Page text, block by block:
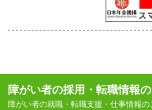
障がい者の採用・転職情報
障がい者の就職・転職支援・仕事情報の